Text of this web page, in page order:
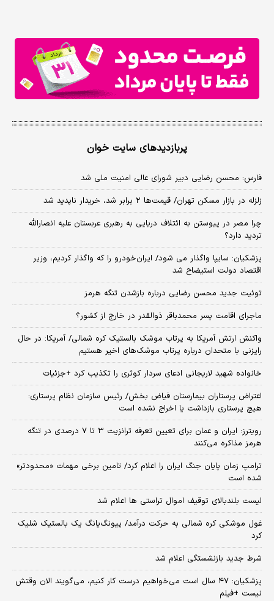
پربازدیدهای سایت خوان
فارس: محسن رضایی دبیر شورای عالی امنیت ملی شد
زلزله در بازار مسکن تهران/ قیمت‌ها ۲ برابر شد، خریدار ناپدید شد
چرا مصر در پیوستن به ائتلاف دریایی به رهبری عربستان علیه انصارالله
تردید دارد؟
پزشکیان: سایپا واگذار می شود/ ایران‌خودرو را که واگذار کردیم، وزیر
اقتصاد دولت استیضاح شد
توئیت جدید محسن رضایی درباره بازشدن تنگه هرمز
ماجرای اقامت پسر محمدباقر ذوالقدر در خارج از کشور؟
واکنش ارتش آمریکا به پرتاب موشک بالستیک کره شمالی/ آمریکا: در حال
رایزنی با متحدان درباره پرتاب موشک‌های اخیر هستیم
خانواده شهید لاریجانی ادعای سردار کوثری را تکذیب کرد +جزئیات
اعتراض پرستاران بیمارستان فیاض بخش/ رئیس سازمان نظام پرستاری:
هیچ پرستاری بازداشت یا اخراج نشده است
رویترز: ایران و عمان برای تعیین تعرفه ترانزیت ۳ تا ۷ درصدی در تنگه
هرمز مذاکره می‌کنند
ترامپ زمان پایان جنگ ایران را اعلام کرد/ تامین برخی مهمات «محدودتر»
شده است
لیست بلندبالای توقیف اموال تراستی ها اعلام شد
غول موشکی کره شمالی به حرکت درآمد/ پیونگ‌یانگ یک بالستیک شلیک
کرد
شرط جدید بازنشستگی اعلام شد
پزشکیان: ۴۷ سال است می‌خواهیم درست کار کنیم، می‌گویند الان وقتش
نیست +فیلم